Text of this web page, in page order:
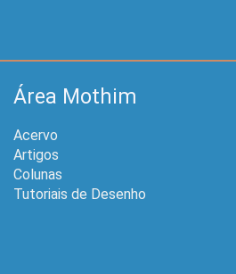
Área Mothim
Acervo
Artigos
Colunas
Tutoriais de Desenho